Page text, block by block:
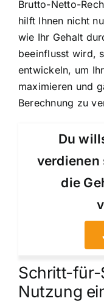
Brutto-Netto-
hilft Ihnen nicht
wie Ihr Gehalt
beeinflusst wird,
entwickeln, um
maximieren und
Berechnung zu
Du
die
Schritt-für-
Nutzung